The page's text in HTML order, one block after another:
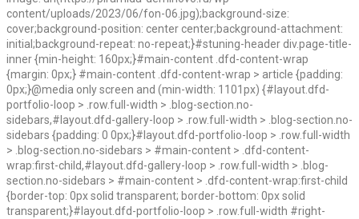
content/uploads/2023/06/fon-06.jpg);background-size:
cover;background-position: center center;background-attachment:
initial;background-repeat: no-repeat;}#stuning-header div.page-title-
inner {min-height: 160px;}#main-content .dfd-content-wrap
{margin: 0px;} #main-content .dfd-content-wrap > article {padding:
0px;}@media only screen and (min-width: 1101px) {#layout.dfd-
portfolio-loop > .row.full-width > .blog-section.no-
sidebars,#layout.dfd-gallery-loop > .row.full-width > .blog-section.no-
sidebars {padding: 0 0px;}#layout.dfd-portfolio-loop > .row.full-width
> .blog-section.no-sidebars > #main-content > .dfd-content-
wrap:first-child,#layout.dfd-gallery-loop > .row.full-width > .blog-
section.no-sidebars > #main-content > .dfd-content-wrap:first-child
{border-top: 0px solid transparent; border-bottom: 0px solid
transparent;}#layout.dfd-portfolio-loop > .row.full-width #right-